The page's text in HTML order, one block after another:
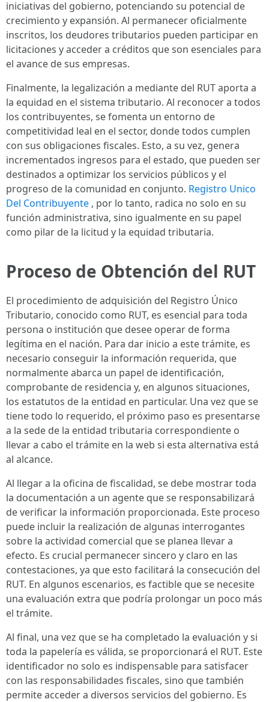
iniciativas del gobierno, potenciando su potencial de
crecimiento y expansión. Al permanecer oficialmente
inscritos, los deudores tributarios pueden participar en
licitaciones y acceder a créditos que son esenciales para
el avance de sus empresas.
Finalmente, la legalización a mediante del RUT aporta a
la equidad en el sistema tributario. Al reconocer a todos
los contribuyentes, se fomenta un entorno de
competitividad leal en el sector, donde todos cumplen
con sus obligaciones fiscales. Esto, a su vez, genera
incrementados ingresos para el estado, que pueden ser
destinados a optimizar los servicios públicos y el
progreso de la comunidad en conjunto. Registro Unico
Del Contribuyente , por lo tanto, radica no solo en su
función administrativa, sino igualmente en su papel
como pilar de la licitud y la equidad tributaria.
Proceso de Obtención del RUT
El procedimiento de adquisición del Registro Único
Tributario, conocido como RUT, es esencial para toda
persona o institución que desee operar de forma
legítima en el nación. Para dar inicio a este trámite, es
necesario conseguir la información requerida, que
normalmente abarca un papel de identificación,
comprobante de residencia y, en algunos situaciones,
los estatutos de la entidad en particular. Una vez que se
tiene todo lo requerido, el próximo paso es presentarse
a la sede de la entidad tributaria correspondiente o
llevar a cabo el trámite en la web si esta alternativa está
al alcance.
Al llegar a la oficina de fiscalidad, se debe mostrar toda
la documentación a un agente que se responsabilizará
de verificar la información proporcionada. Este proceso
puede incluir la realización de algunas interrogantes
sobre la actividad comercial que se planea llevar a
efecto. Es crucial permanecer sincero y claro en las
contestaciones, ya que esto facilitará la consecución del
RUT. En algunos escenarios, es factible que se necesite
una evaluación extra que podría prolongar un poco más
el trámite.
Al final, una vez que se ha completado la evaluación y si
toda la papelería es válida, se proporcionará el RUT. Este
identificador no solo es indispensable para satisfacer
con las responsabilidades fiscales, sino que también
permite acceder a diversos servicios del gobierno. Es